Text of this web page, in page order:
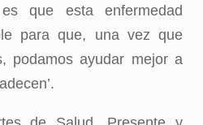
que esta enfermedad
para que, una vez que
podamos ayudar mejor a